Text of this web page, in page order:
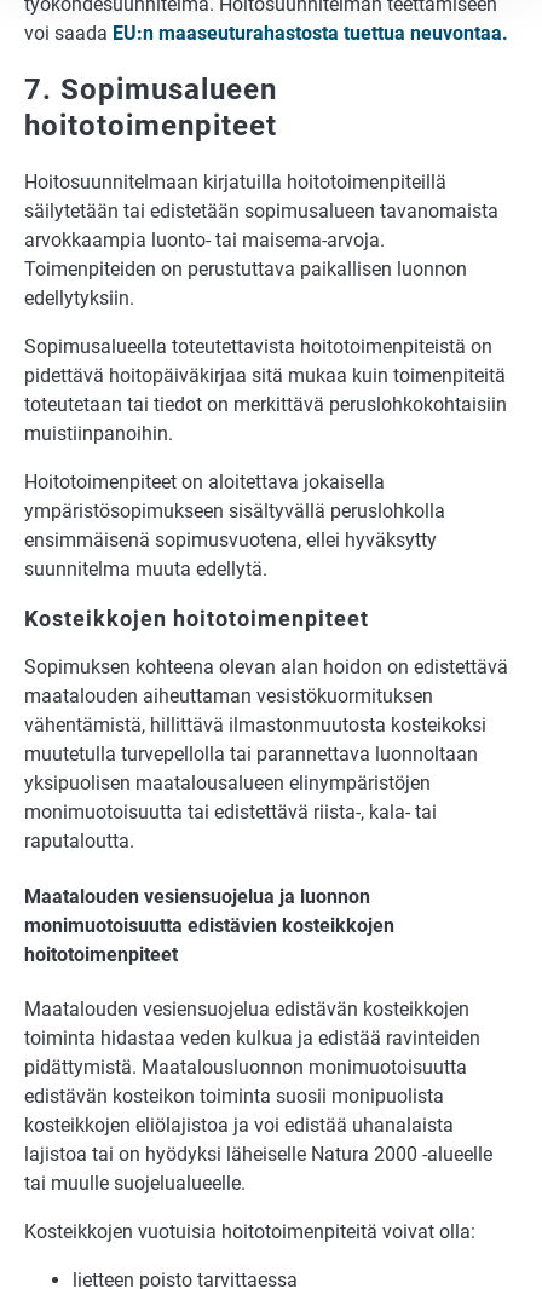
voi saada EU:n maaseuturahastosta tuettua neuvontaa.
7. Sopimusalueen
hoitotoimenpiteet
Hoitosuunnitelmaan kirjatuilla hoitotoimenpiteillä
säilytetään tai edistetään sopimusalueen tavanomaista
arvokkaampia luonto- tai maisema-arvoja.
Toimenpiteiden on perustuttava paikallisen luonnon
edellytyksiin.
Sopimusalueella toteutettavista hoitotoimenpiteistä on
pidettävä hoitopäiväkirjaa sitä mukaa kuin toimenpiteitä
toteutetaan tai tiedot on merkittävä peruslohkokohtaisiin
muistiinpanoihin.
Hoitotoimenpiteet on aloitettava jokaisella
ympäristösopimukseen sisältyvällä peruslohkolla
ensimmäisenä sopimusvuotena, ellei hyväksytty
suunnitelma muuta edellytä.
Kosteikkojen hoitotoimenpiteet
Sopimuksen kohteena olevan alan hoidon on edistettävä
maatalouden aiheuttaman vesistökuormituksen
vähentämistä, hillittävä ilmastonmuutosta kosteikoksi
muutetulla turvepellolla tai parannettava luonnoltaan
yksipuolisen maatalousalueen elinympäristöjen
monimuotoisuutta tai edistettävä riista-, kala- tai
raputaloutta.
Maatalouden vesiensuojelua ja luonnon
monimuotoisuutta edistävien kosteikkojen
hoitotoimenpiteet
Maatalouden vesiensuojelua edistävän kosteikkojen
toiminta hidastaa veden kulkua ja edistää ravinteiden
pidättymistä. Maatalousluonnon monimuotoisuutta
edistävän kosteikon toiminta suosii monipuolista
kosteikkojen eliölajistoa ja voi edistää uhanalaista
lajistoa tai on hyödyksi läheiselle Natura 2000 -alueelle
tai muulle suojelualueelle.
Kosteikkojen vuotuisia hoitotoimenpiteitä voivat olla:
lietteen poisto tarvittaessa